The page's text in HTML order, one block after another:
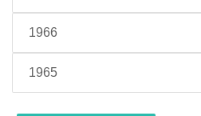
1966
1965